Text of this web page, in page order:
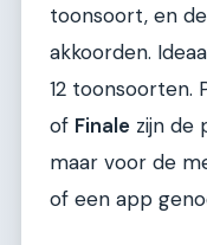
toonsoort, en
akkoorden.
12 toonsoorten.
of Finale zijn de
maar voor de
of een app